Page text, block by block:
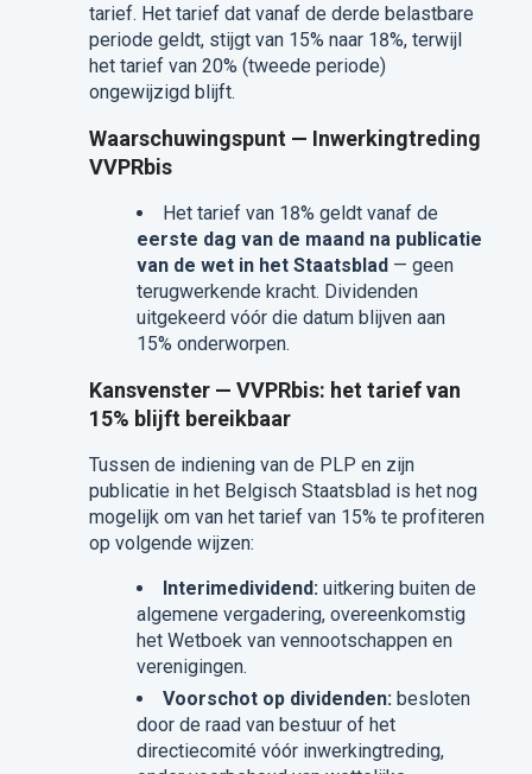
tarief. Het tarief dat vanaf de derde belastbare
periode geldt, stijgt van 15% naar 18%, terwijl
het tarief van 20% (tweede periode)
ongewijzigd blijft.
Waarschuwingspunt — Inwerkingtreding
VVPRbis
Het tarief van 18% geldt vanaf de
eerste dag van de maand na publicatie
van de wet in het Staatsblad— geen
terugwerkende kracht. Dividenden
uitgekeerd vóór die datum blijven aan
15% onderworpen.
Kansvenster — VVPRbis: het tarief van
15% blijft bereikbaar
Tussen de indiening van de PLP en zijn
publicatie in het Belgisch Staatsblad is het nog
mogelijk om van het tarief van 15% te profiteren
op volgende wijzen:
Interimedividend: uitkering buiten de
algemene vergadering, overeenkomstig
het Wetboek van vennootschappen en
verenigingen.
Voorschot op dividenden: besloten
door de raad van bestuur of het
directiecomité vóór inwerkingtreding,